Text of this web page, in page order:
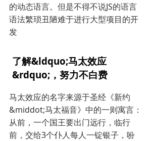
的动态语言。但是不得不说JS的语言
语法繁琐丑陋难于进行大型项目的开
发
了解&ldquo;马太效应
&rdquo;，努力不白费
马太效应的名字来源于圣经《新约
&middot;马太福音》中的一则寓言：
从前，一个国王要出门远行，临行
前，交给3个仆人每人一锭银子，吩